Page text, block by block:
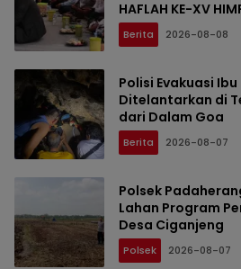
HAFLAH KE-XV
DIGELAR DI
SANUSSIYAH
Berita 2026-08-08
Polisi Evakuasi
Ditelantarkan di
dari Dalam Goa
Berita 2026-08-07
Polsek
Lahan Program
Desa Ciganjeng
Polsek 2026-08-07